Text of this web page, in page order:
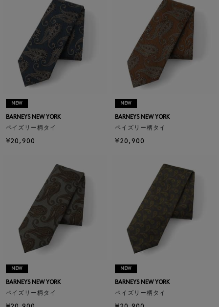
NEW
BARNEYS NEW YORK
ペイズリー柄タイ
¥20,900
NEW
BARNEYS NEW YORK
ペイズリー柄タイ
¥20,900
NEW
BARNEYS NEW YORK
ペイズリー柄タイ
NEW
BARNEYS NEW YORK
ペイズリー柄タイ